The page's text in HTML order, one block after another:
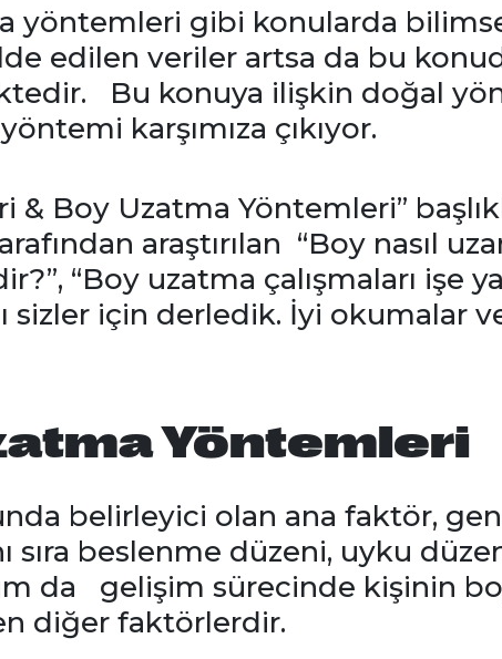
yöntemleri gibi konularda
edilen veriler artsa da bu
Bu konuya ilişkin doğal
karşımıza çıkıyor.
& Boy Uzatma Yöntemleri”
araştırılan “Boy nasıl
“Boy uzatma çalışmaları işe
sizler için derledik. İyi okumalar
Yöntemleri
belirleyici olan ana faktör,
sıra beslenme düzeni, uyku
da gelişim sürecinde kişinin
diğer faktörlerdir.